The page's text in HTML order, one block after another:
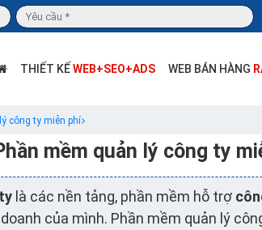
THIẾT KẾWEB+SEO+ADS WEB BÁN HÀNG
công ty miễn phí
mềm quản lý công ty
là các nền tảng, phần mềm hỗ trợ
của mình. Phần mềm quản lý